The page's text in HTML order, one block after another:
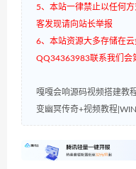
5、本站一律禁止以任何
客发现请向站长举报
6、本站资源大多存储在
QQ34363983联系我们会
嘎嘎会响源码视频搭建教
变幽冥传奇+视频教程